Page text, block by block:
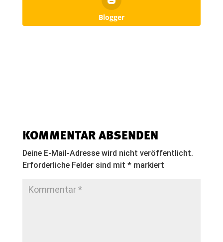
Blogger
KOMMENTAR ABSENDEN
Deine E-Mail-Adresse wird nicht veröffentlicht.
Erforderliche Felder sind mit *markiert